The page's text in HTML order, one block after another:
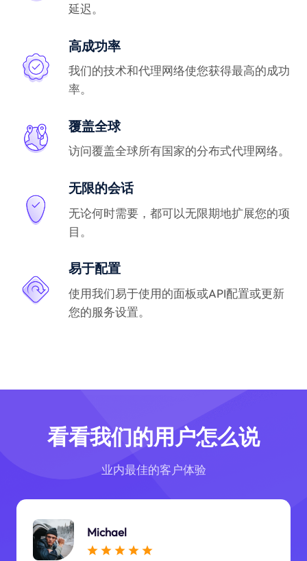
延迟。
高成功率
我们的技术和代理网络使您获得最高的成功
率。
覆盖全球
访问覆盖全球所有国家的分布式代理网络。
无限的会话
无论何时需要，都可以无限期地扩展您的项
目。
易于配置
使用我们易于使用的面板或API配置或更新
您的服务设置。
看看我们的用户怎么说
业内最佳的客户体验
Michael